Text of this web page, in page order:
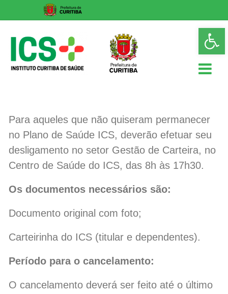
content
Instituto
Curitiba
de
Saúde
Para aqueles que não quiseram permanecer
no Plano de Saúde ICS, deverão efetuar seu
desligamento no setor Gestão de Carteira, no
Centro de Saúde do ICS, das 8h às 17h30.
Os documentos necessários são:
Documento original com foto;
Carteirinha do ICS (titular e dependentes).
Período para o cancelamento:
O cancelamento deverá ser feito até o último